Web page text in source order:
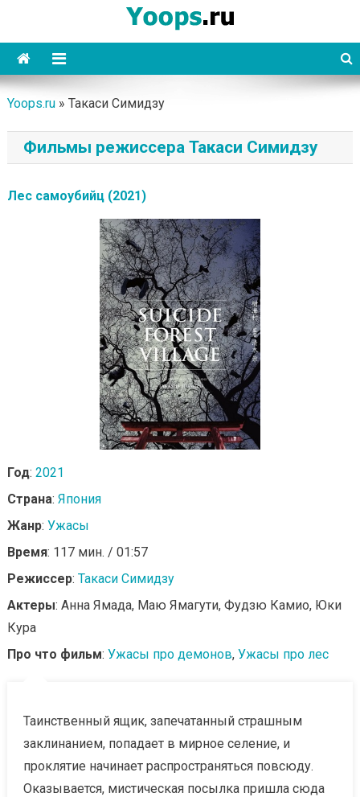
content
Yoops
Yoops.ru» Такаси Симидзу
Фильмы режиссера Такаси Симидзу
Лес самоубийц (2021)
Год: 2021
Страна: Япония
Жанр: Ужасы
Время: 117 мин. / 01:57
Режиссер: Такаси Симидзу
Актеры: Анна Ямада, Маю Ямагути, Фудзю Камио, Юки
Кура
Про что фильм: Ужасы про демонов, Ужасы про лес
Таинственный ящик, запечатанный страшным
заклинанием, попадает в мирное селение, и
проклятие начинает распространяться повсюду.
Оказывается, мистическая посылка пришла сюда